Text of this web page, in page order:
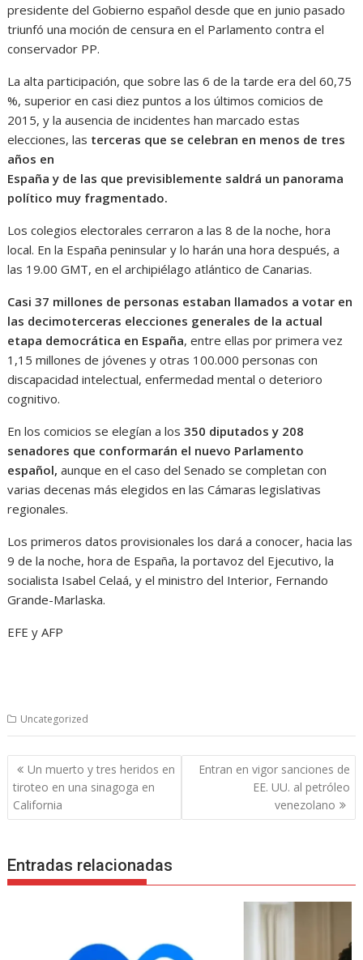
presidente del Gobierno español desde que en junio pasado
triunfó una moción de censura en el Parlamento contra el
conservador PP.
La alta participación, que sobre las 6 de la tarde era del 60,75
%, superior en casi diez puntos a los últimos comicios de
2015, y la ausencia de incidentes han marcado estas
elecciones, las terceras que se celebran en menos de tres
años en
España y de las que previsiblemente saldrá un panorama
político muy fragmentado.
Los colegios electorales cerraron a las 8 de la noche, hora
local. En la España peninsular y lo harán una hora después, a
las 19.00 GMT, en el archipiélago atlántico de Canarias.
Casi 37 millones de personas estaban llamados a votar en
las decimoterceras elecciones generales de la actual
etapa democrática en España, entre ellas por primera vez
1,15 millones de jóvenes y otras 100.000 personas con
discapacidad intelectual, enfermedad mental o deterioro
cognitivo.
En los comicios se elegían a los350 diputados y 208
senadores que conformarán el nuevo Parlamento
español, aunque en el caso del Senado se completan con
varias decenas más elegidos en las Cámaras legislativas
regionales.
Los primeros datos provisionales los dará a conocer, hacia las
9 de la noche, hora de España, la portavoz del Ejecutivo, la
socialista Isabel Celaá, y el ministro del Interior, Fernando
Grande-Marlaska.
EFE y AFP
Uncategorized
Navegación
de
entradas
Un muerto y tres heridos en
tiroteo en una sinagoga en
California
Entran en vigor sanciones de
EE. UU. al petróleo
venezolano
Entradas relacionadas